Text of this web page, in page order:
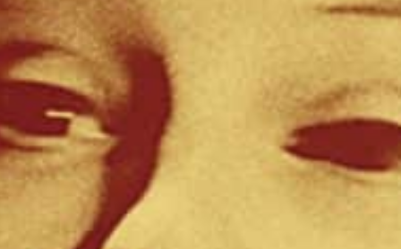
Berühmte Regisseure wie
Coen Brüderwurden auf die Musik von Crippled Dick
Hot Wax! aufmerksam. Zu hören z.B. in der Filmmusik
Jackie Brownoder
Über 100 Veröffentlichungen sind bis dato entstanden.
2026 gibt es einen
Relounge
Wiederveröffentlichungen und neue Produktionen
geplant. Unterstützt mit neuem internationalem
Vertrieb (Broken Silence) in Hamburg. Hier geht es zur